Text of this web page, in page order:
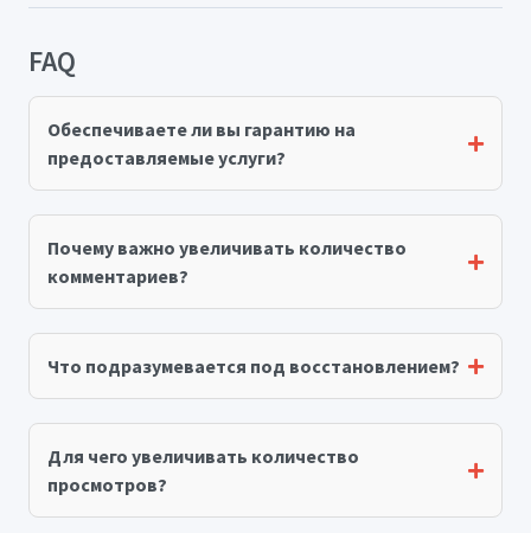
FAQ
Обеспечиваете ли вы гарантию на
предоставляемые услуги?
Почему важно увеличивать количество
комментариев?
Что подразумевается под восстановлением?
Для чего увеличивать количество
просмотров?